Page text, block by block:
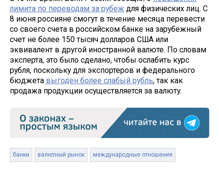
лимита по переводам за рубеж для физических лиц. С
8 июня россияне смогут в течение месяца перевести
со своего счета в российском банке на зарубежный
счет не более 150 тысяч долларов США или
эквивалент в другой иностранной валюте. По словам
эксперта, это было сделано, чтобы ослабить курс
рубля, поскольку для экспортеров и федерального
бюджета выгоден более слабый рубль, так как
продажа продукции осуществляется за валюту.
банки валютный рынок международные отношения